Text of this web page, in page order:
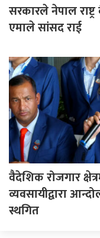
सरकारले नेपाल राष्ट्र
एमाले सांसद राई
वैदेशिक रोजगार
व्यवसायीद्वारा
स्थगित